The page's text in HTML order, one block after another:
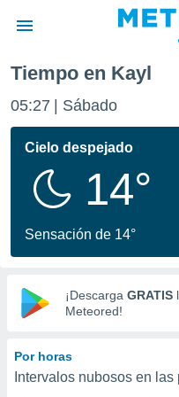
de
ha
calidad.
a este
las
y
digital
basada
Tiempo en Kayl
05:27 Sábado
Cielo despejado
14°
Sensación de 14°
¡Descarga GRATIS
Meteored!
Por horas
Intervalos nubosos en